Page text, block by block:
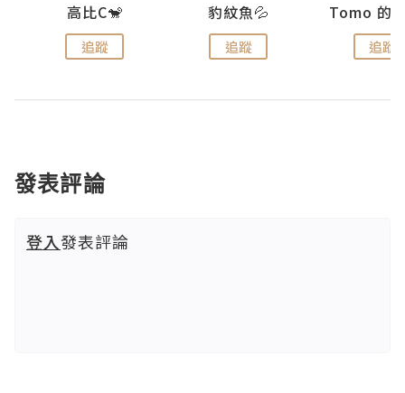
高比C🐒
追蹤
豹紋魚💦
追蹤 追蹤
發表評論
登入發表評論